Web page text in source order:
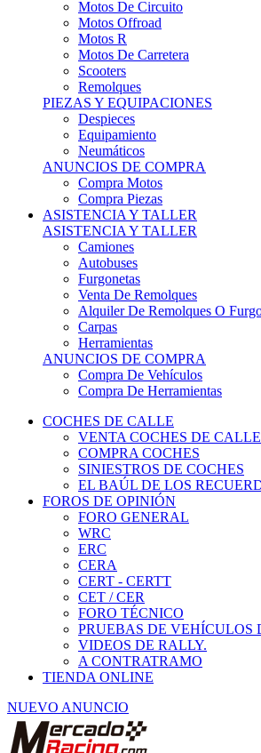
Motos R
Motos De Carretera
Scooters
Remolques
PIEZAS Y EQUIPACIONES
Despieces
Equipamiento
Neumáticos
ANUNCIOS DE COMPRA
Compra Motos
Compra Piezas
ASISTENCIA Y TALLER
ASISTENCIA Y TALLER
Camiones
Autobuses
Furgonetas
Venta De Remolques
Alquiler De Remolques O
Carpas
Herramientas
ANUNCIOS DE COMPRA
Compra De Vehículos
Compra De Herramientas
COCHES DE CALLE
VENTA COCHES DE CALLE.
COMPRA COCHES
SINIESTROS DE COCHES
EL BAÚL DE LOS
FOROS DE OPINIÓN
FORO GENERAL
WRC
ERC
CERA
CERT - CERTT
CET / CER
FORO TÉCNICO
PRUEBAS DE VEHÍCULOS
VIDEOS DE RALLY.
A CONTRATRAMO
TIENDA ONLINE
NUEVO ANUNCIO